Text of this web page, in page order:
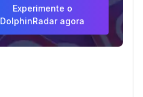
Experimente o
DolphinRadar agora